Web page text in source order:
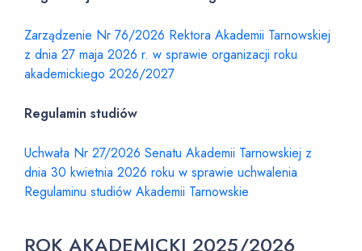
Zarządzenie Nr 76/2026 Rektora Akademii Tarnowskiej
z dnia 27 maja 2026 r. w sprawie organizacji roku
akademickiego 2026/2027
Regulamin studiów
Uchwała Nr 27/2026 Senatu Akademii Tarnowskiej z
dnia 30 kwietnia 2026 roku w sprawie uchwalenia
Regulaminu studiów Akademii Tarnowskie
ROK AKADEMICKI 2025/2026